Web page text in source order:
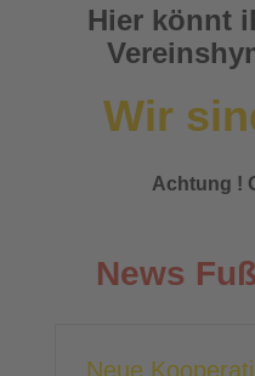
Hier könnt
Wir
Achtung !
News
Neue